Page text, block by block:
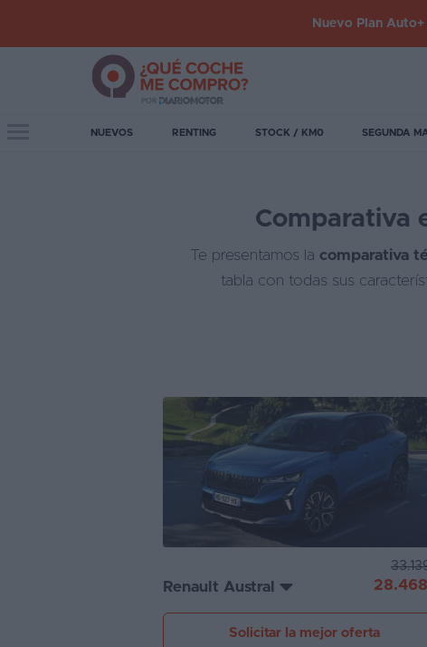
Nuevo Plan
NUEVOS RENTING STOCK / KM0 SEGUNDA
Comparativa
Te presentamos lacomparativa
tabla con todas sus
Renault Austral
Solicitar la mejor oferta